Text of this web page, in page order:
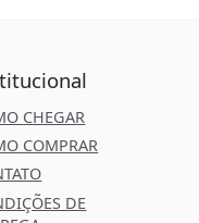
CHEGAR
COMPRAR
DE